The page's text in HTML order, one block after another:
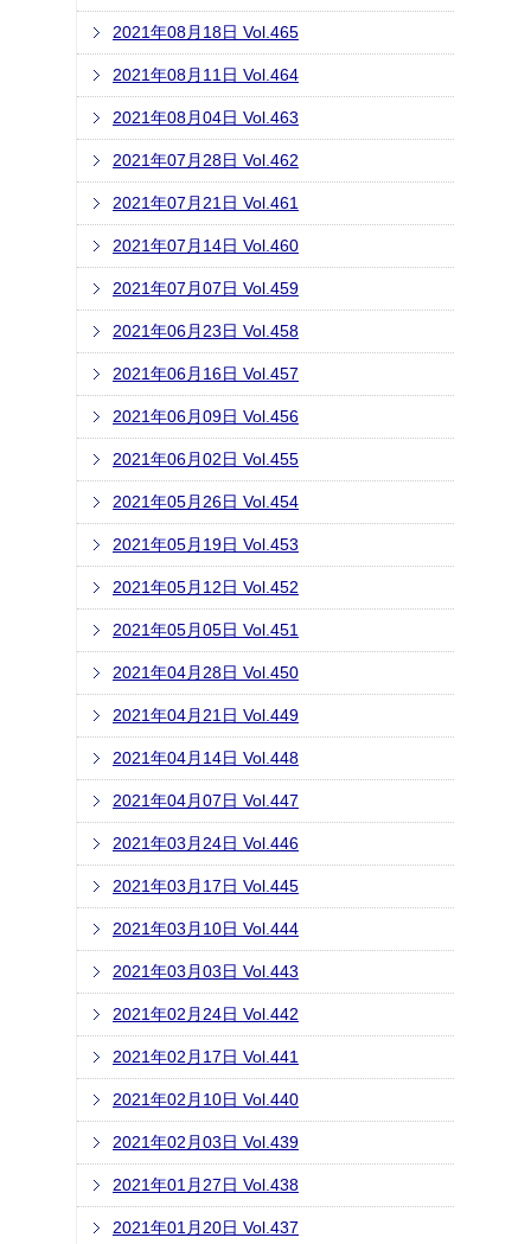
2021年08月18日 Vol.465
2021年08月11日 Vol.464
2021年08月04日 Vol.463
2021年07月28日 Vol.462
2021年07月21日 Vol.461
2021年07月14日 Vol.460
2021年07月07日 Vol.459
2021年06月23日 Vol.458
2021年06月16日 Vol.457
2021年06月09日 Vol.456
2021年06月02日 Vol.455
2021年05月26日 Vol.454
2021年05月19日 Vol.453
2021年05月12日 Vol.452
2021年05月05日 Vol.451
2021年04月28日 Vol.450
2021年04月21日 Vol.449
2021年04月14日 Vol.448
2021年04月07日 Vol.447
2021年03月24日 Vol.446
2021年03月17日 Vol.445
2021年03月10日 Vol.444
2021年03月03日 Vol.443
2021年02月24日 Vol.442
2021年02月17日 Vol.441
2021年02月10日 Vol.440
2021年02月03日 Vol.439
2021年01月27日 Vol.438
2021年01月20日 Vol.437